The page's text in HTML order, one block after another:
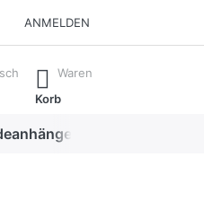
ANMELDEN
die Eingabetaste, um alle
Waren
Korb